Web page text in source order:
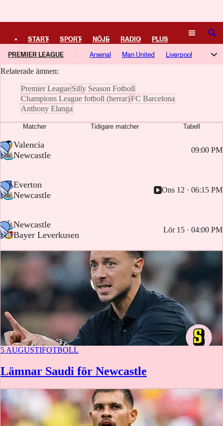
START SPORT NÖJE RADIO PLUS SÖK
PREMIER LEAGUE Arsenal Man United Liverpool
Tottenham Man City
Newcastle Coventry Crystal Palace
Bournemouth Fulham
Sunderland Ipswich
Newcastle United FC
Här samlar vi artiklar, video och poddavsnitt om Newcastle United FC.
Relaterade ämnen:
Premier LeagueSilly Season Fotboll
Champions League fotboll (herrar)FC Barcelona
Anthony Elanga
Matcher Tidigare matcher Tabell
-
Valencia
-
Newcastle
09:00 PM
-
Everton
-
Newcastle
Ons 12 · 06:15 PM
-
Newcastle
-
Bayer Leverkusen
Lör 15 · 04:00 PM
5 AUGUSTIFOTBOLL
Lämnar Saudi för Newcastle